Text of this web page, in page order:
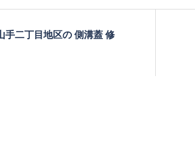
手二丁目地区の 側溝蓋 修